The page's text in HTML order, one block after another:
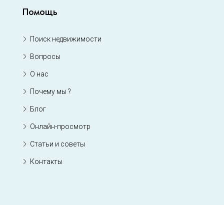
Помощь
Поиск недвижимости
Вопросы
О нас
Почему мы ?
Блог
Онлайн-просмотр
Статьи и советы
Контакты